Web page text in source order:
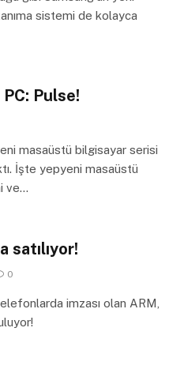
sistemi de kolayca
Pulse!
masaüstü bilgisayar serisi
İşte yepyeni masaüstü
ve…
satılıyor!
0
imzası olan ARM,